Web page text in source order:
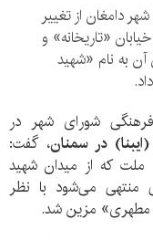
دامغان از تغییر
«تاریخانه» و
به نام «شهید
شورای شهر در
در سمنان، گفت:
که از میدان شهید
منتهی می‌شود با نظر
مطهری» مزین شد.